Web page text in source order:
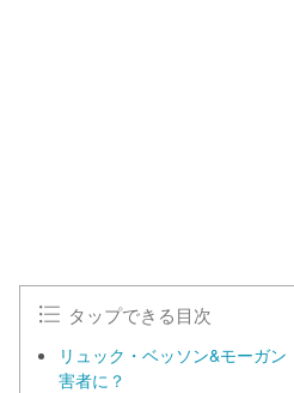
タップできる目次
リュック・ベッソン&モーガ
害者に？